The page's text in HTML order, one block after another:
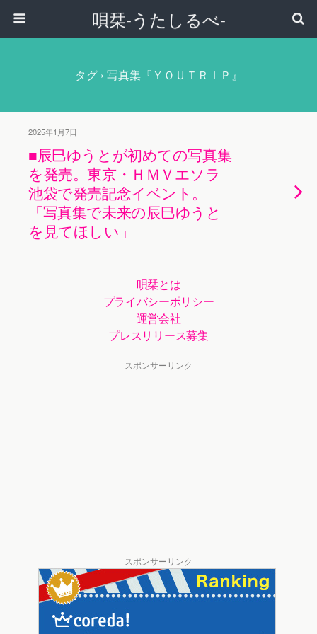
唄栞-うたしるべ-
タグ › 写真集『ＹＯＵＴＲＩＰ』
2025年1月7日
■辰巳ゆうとが初めての写真集
を発売。東京・ＨＭＶエソラ
池袋で発売記念イベント。
「写真集で未来の辰巳ゆうと
を見てほしい」
唄栞とは
プライバシーポリシー
運営会社
プレスリリース募集
スポンサーリンク
スポンサーリンク